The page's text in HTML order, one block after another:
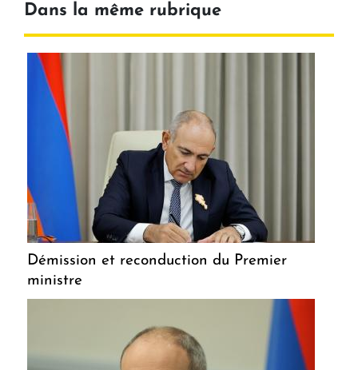
Dans la même rubrique
Démission et reconduction du Premier
ministre